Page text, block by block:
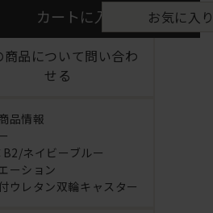
カートに入れる お気に入
商品について問い合わ
せる
品情報
ネイビーブルー
ーション
ウレタン双輪キャスター